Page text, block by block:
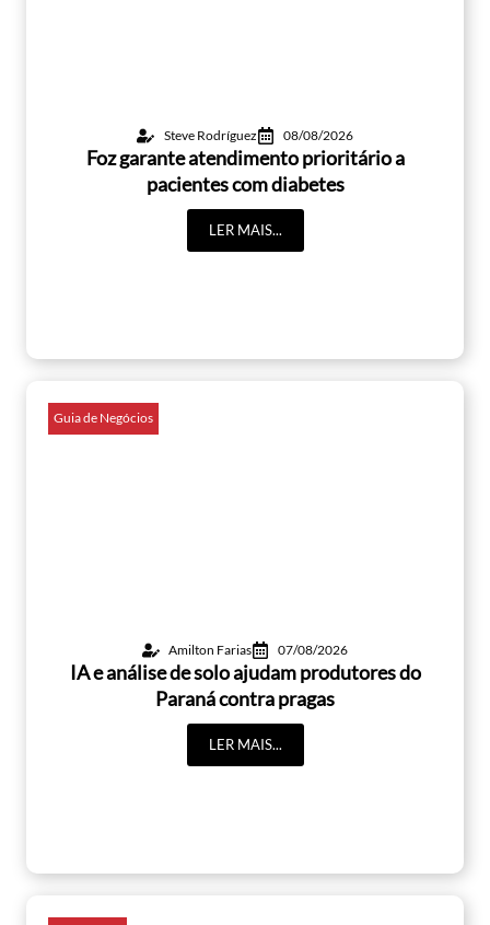
Steve Rodríguez 08/08/2026
Foz garante atendimento prioritário a
pacientes com diabetes
LER MAIS...
Guia de Negócios
Amilton Farias 07/08/2026
IA e análise de solo ajudam produtores do
Paraná contra pragas
LER MAIS...